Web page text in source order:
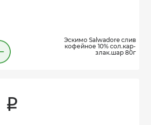
Эскимо Salwadore слив
кофейное 10% сол.кар-
злак.шар 80г
i